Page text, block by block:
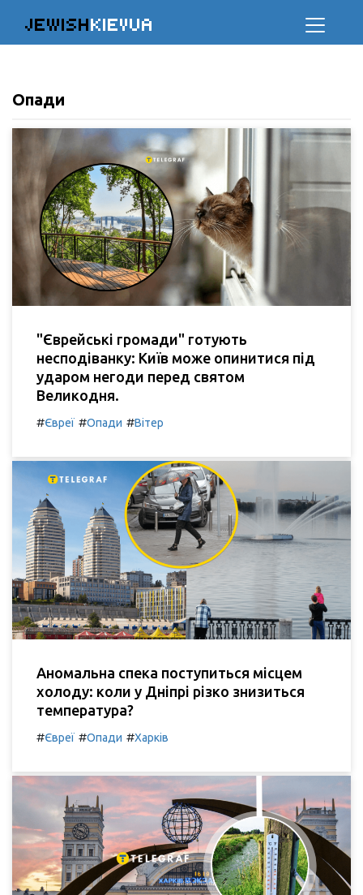
JEWISHKIEVUA
Опади
"Єврейські громади" готують
несподіванку: Київ може опинитися під
ударом негоди перед святом
Великодня.
#Євреї #Опади #Вітер
Аномальна спека поступиться місцем
холоду: коли у Дніпрі різко знизиться
температура?
#Євреї #Опади #Харків